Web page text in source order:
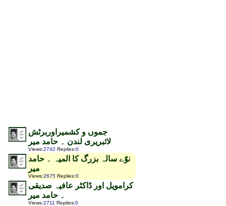
جموں و کشمیراوربرٹش
لائبریری لندن ۔ حامد میر
Views:2742 Replies:0
نوّے سالہ بزرگ کا المیہ ۔ حامد
میر
Views:2675 Replies:0
کرامویل اور ڈاکٹر عافیہ صدیقی
۔ حامد میر
Views:2711 Replies:0